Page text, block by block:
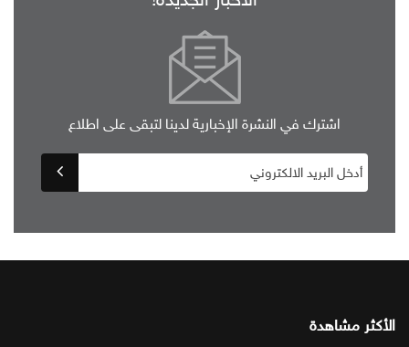
اشترك في النشرة الإخبارية لدينا لتبقى على اطلاع
الأكثر مشاهدة